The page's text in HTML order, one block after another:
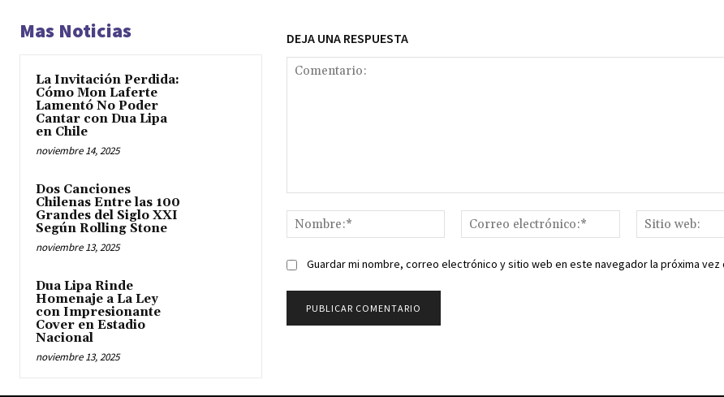
Mas Noticias
La Invitación Perdida:
Cómo Mon Laferte
Lamentó No Poder
Cantar con Dua Lipa
en Chile
noviembre 14, 2025
Dos Canciones
Chilenas Entre las 100
Grandes del Siglo XXI
Según Rolling Stone
noviembre 13, 2025
Dua Lipa Rinde
Homenaje a La Ley
con Impresionante
Cover en Estadio
Nacional
noviembre 13, 2025
DEJA UNA RESPUESTA
Nombre:*
Correo
electrónico:*
Guardar mi nombre, correo electrónico y sitio web en este navegador la próxima vez